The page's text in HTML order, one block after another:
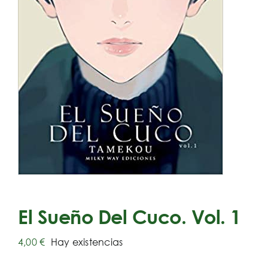
El Sueño Del Cuco. Vol. 1
4,00€ Hay existencias